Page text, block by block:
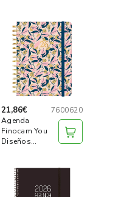
21,86€
7600620
Agenda
Finocam You
Diseños